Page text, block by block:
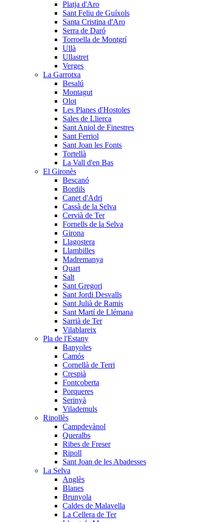
Platja d'Aro
Sant Feliu de Guíxols
Santa Cristina d'Aro
Serra de Daró
Torroella de Montgrí
Ullà
Ullastret
Verges
La Garrotxa
Besalú
Montagut
Olot
Les Planes d'Hostoles
Sales de Llierca
Sant Aniol de Finestres
Sant Ferriol
Sant Joan les Fonts
Tortellà
La Vall d'en Bas
El Gironès
Bescanó
Bordils
Canet d'Adri
Cassà de la Selva
Cervià de Ter
Fornells de la Selva
Girona
Llagostera
Llambilles
Madremanya
Quart
Salt
Sant Gregori
Sant Jordi Desvalls
Sant Julià de Ramis
Sant Martí de Llémana
Sarrià de Ter
Vilablareix
Pla de l'Estany
Banyoles
Camós
Cornellà de Terri
Crespià
Fontcoberta
Porqueres
Serinyà
Vilademuls
Ripollès
Campdevànol
Queralbs
Ribes de Freser
Ripoll
Sant Joan de les Abadesses
La Selva
Anglès
Blanes
Brunyola
Caldes de Malavella
La Cellera de Ter